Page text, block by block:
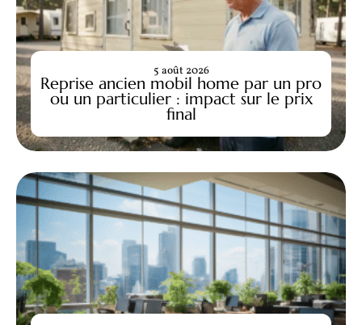
Reprise ancien mobil home par un pro
ou un particulier : impact sur le prix
final
5 août 2026